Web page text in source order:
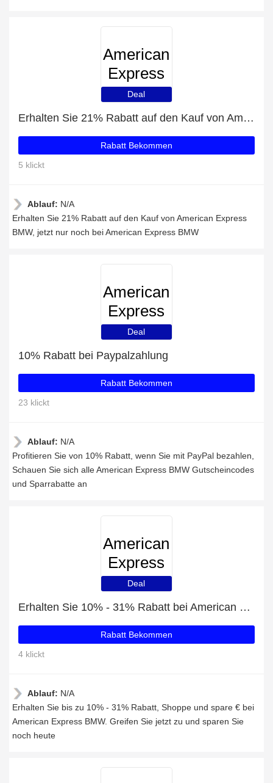
American
Express
BMW
Deal
Erhalten Sie 21% Rabatt auf den Kauf von American Express BMW
Rabatt Bekommen
5 klickt
Ablauf: N/A
Erhalten Sie 21% Rabatt auf den Kauf von American Express
BMW, jetzt nur noch bei American Express BMW
American
Express
BMW
Deal
10% Rabatt bei Paypalzahlung
Rabatt Bekommen
23 klickt
Ablauf: N/A
Profitieren Sie von 10% Rabatt, wenn Sie mit PayPal bezahlen,
Schauen Sie sich alle American Express BMW Gutscheincodes
und Sparrabatte an
American
Express
BMW
Deal
Erhalten Sie 10% - 31% Rabatt bei American Express BMW
Rabatt Bekommen
4 klickt
Ablauf: N/A
Erhalten Sie bis zu 10% - 31% Rabatt, Shoppe und spare € bei
American Express BMW. Greifen Sie jetzt zu und sparen Sie
noch heute